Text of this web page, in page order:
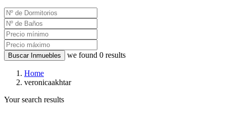
Buscar Inmuebles we found 0 results
Home
veronicaakhtar
Your search results